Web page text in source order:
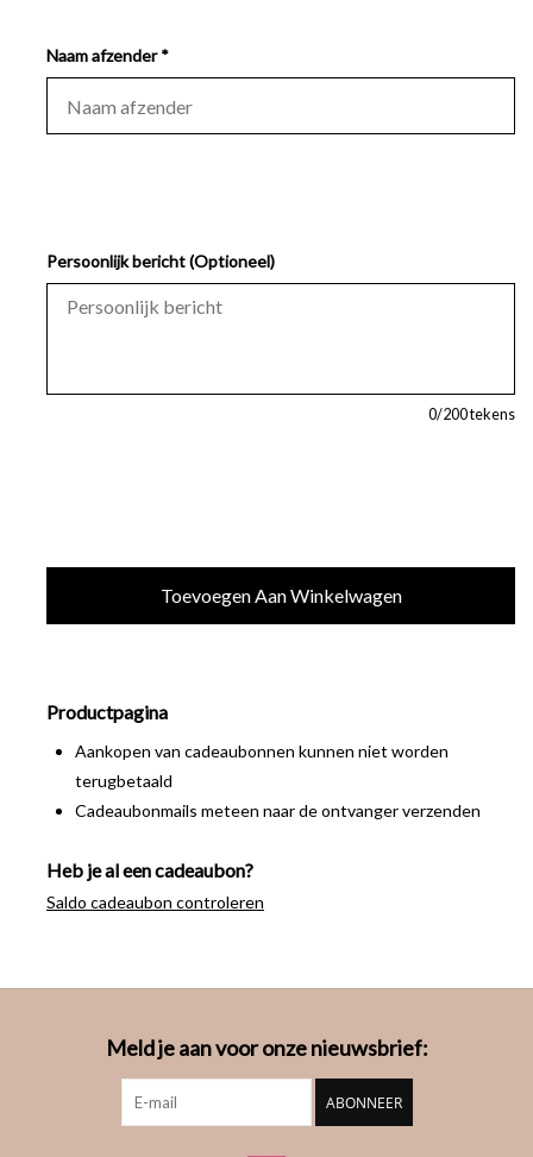
Naam afzender *
Persoonlijk bericht (Optioneel)
0/200 tekens
Productpagina
Aankopen van cadeaubonnen kunnen niet worden
terugbetaald
Cadeaubonmails meteen naar de ontvanger verzenden
Heb je al een cadeaubon?
Saldo cadeaubon controleren
Meld je aan voor onze nieuwsbrief:
ABONNEER